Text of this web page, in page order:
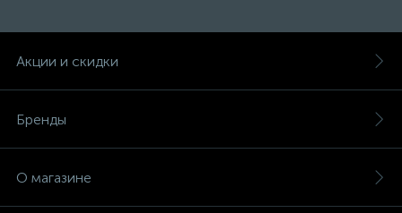
Акции и скидки
Бренды
О магазине